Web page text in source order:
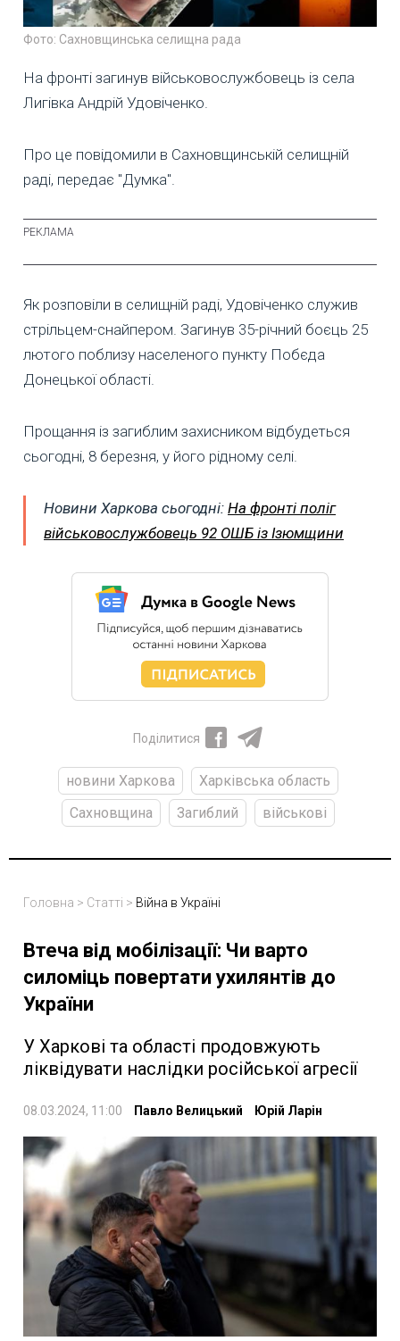
Фото: Сахновщинська селищна рада
На фронті загинув військовослужбовець із села
Лигівка Андрій Удовіченко.
Про це повідомили в Сахновщинській селищній
раді, передає "Думка".
Як розповіли в селищній раді, Удовіченко служив
стрільцем-снайпером. Загинув 35-річний боєць 25
лютого поблизу населеного пункту Побєда
Донецької області.
Прощання із загиблим захисником відбудеться
сьогодні, 8 березня, у його рідному селі.
Новини Харкова сьогодні: На фронті поліг
військовослужбовець 92 ОШБ із Ізюмщини
Поділитися
новини Харкова
Харківська область
Сахновщина
Загиблий військові
Головна > Статті > Війна в Україні
Втеча від мобілізації: Чи варто
силоміць повертати ухилянтів до
України
У Харкові та області продовжують
ліквідувати наслідки російської агресії
08.03.2024, 11:00 Павло Велицький Юрій Ларін